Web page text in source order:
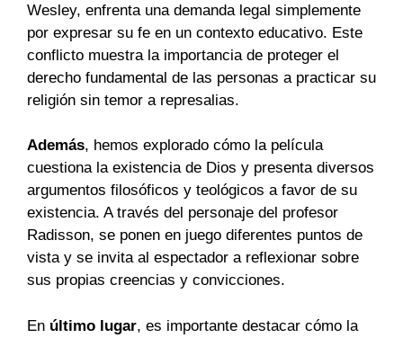
Wesley, enfrenta una demanda legal simplemente
por expresar su fe en un contexto educativo. Este
conflicto muestra la importancia de proteger el
derecho fundamental de las personas a practicar su
religión sin temor a represalias.
Además, hemos explorado cómo la película
cuestiona la existencia de Dios y presenta diversos
argumentos filosóficos y teológicos a favor de su
existencia. A través del personaje del profesor
Radisson, se ponen en juego diferentes puntos de
vista y se invita al espectador a reflexionar sobre
sus propias creencias y convicciones.
En último lugar, es importante destacar cómo la